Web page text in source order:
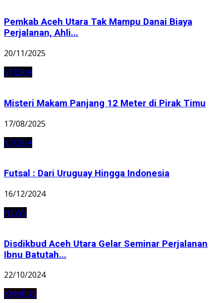
Pemkab Aceh Utara Tak Mampu Danai Biaya
Perjalanan, Ahli...
20/11/2025
STORIA
Misteri Makam Panjang 12 Meter di Pirak Timu
17/08/2025
STORIA
Futsal : Dari Uruguay Hingga Indonesia
16/12/2024
NEWS
Disdikbud Aceh Utara Gelar Seminar Perjalanan
Ibnu Batutah...
22/10/2024
KAMPUS